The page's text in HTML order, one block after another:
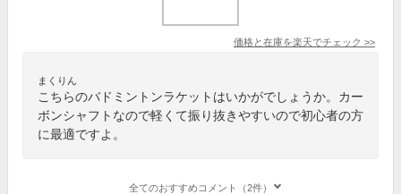
価格と在庫を楽天でチェック >>
まくりん
こちらのバドミントンラケットはいかがでしょうか。カー
ボンシャフトなので軽くて振り抜きやすいので初心者の方
に最適ですよ。
全てのおすすめコメント（2件）